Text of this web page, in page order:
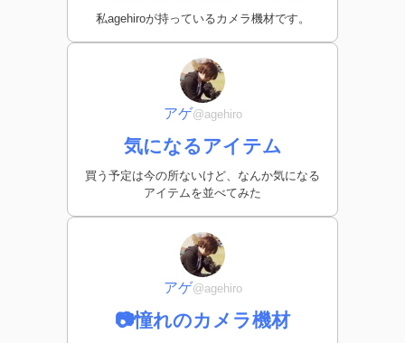
私agehiroが持っているカメラ機材です。
アゲ@agehiro
気になるアイテム
買う予定は今の所ないけど、なんか気になる
アイテムを並べてみた
アゲ@agehiro
📷憧れのカメラ機材